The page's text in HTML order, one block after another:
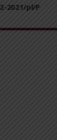
2021/pl/P